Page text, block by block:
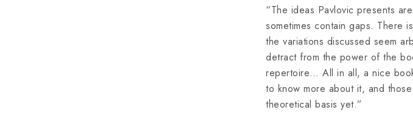
“The ideas Pavlovic presents
sometimes contain gaps. There
the variations discussed seem
detract from the power of the
repertoire… All in all, a nice
to know more about it, and
theoretical basis yet.”